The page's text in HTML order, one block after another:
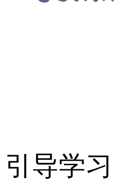
导学习